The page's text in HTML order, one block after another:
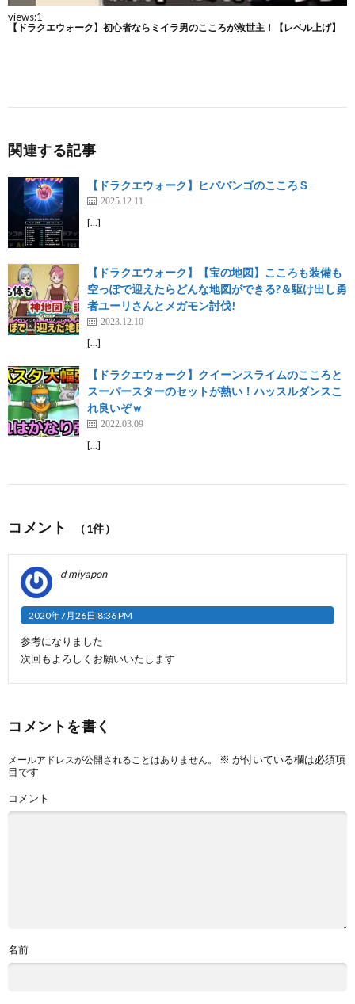
関連する記事
【ドラクエウォーク】ヒババンゴのこころＳ
2025.12.11
[…]
【ドラクエウォーク】【宝の地図】こころも装備も
空っぽで迎えたらどんな地図ができる?＆駆け出し勇
者ユーリさんとメガモン討伐!
2023.12.10
[…]
【ドラクエウォーク】クイーンスライムのこころと
スーパースターのセットが熱い！ハッスルダンスこ
れ良いぞｗ
2022.03.09
[…]
コメント （1件）
d miyapon
2020年7月26日 8:36 PM
参考になりました
次回もよろしくお願いいたします
コメントを書く
メールアドレスが公開されることはありません。 ※ が付いている欄は必須項
目です
コメント
名前